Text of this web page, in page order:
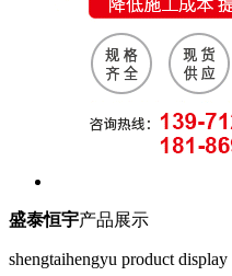
盛泰恒宇产品展示
shengtaihengyu product display